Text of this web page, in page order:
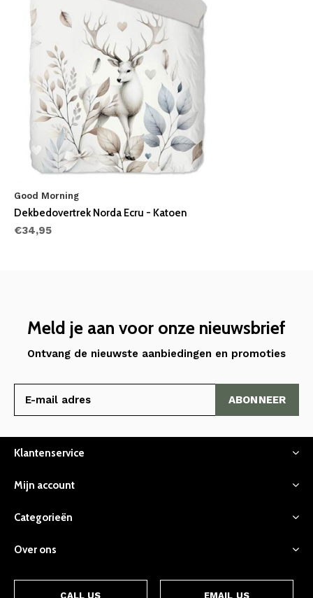
Good Morning
Dekbedovertrek Norda Ecru - Katoen
€34,95
Meld je aan voor onze nieuwsbrief
Ontvang de nieuwste aanbiedingen en promoties
ABONNEER
Klantenservice
Mijn account
Categorieën
Over ons
CALL US EMAIL US